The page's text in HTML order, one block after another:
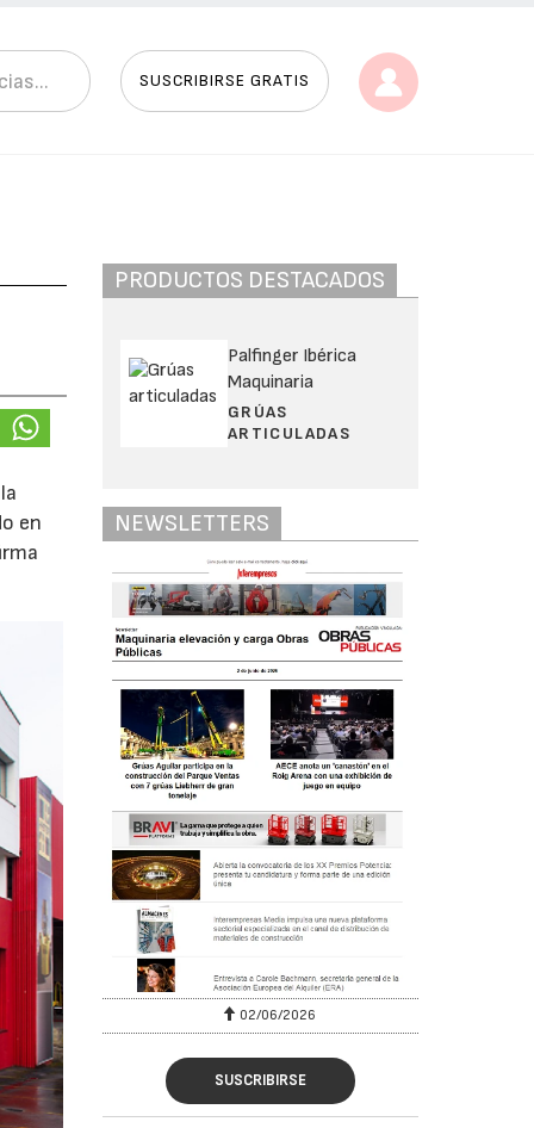
SUSCRIBIRSE GRATIS
en
PRODUCTOS DESTACADOS
Palfinger Ibérica
Maquinaria
GRÚAS
ARTICULADAS
NEWSLETTERS
02/06/2026
SUSCRIBIRSE